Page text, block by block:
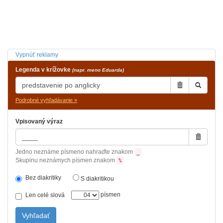
Vypnúť reklamy
Legenda v krížovke (napr. meno Eduarda)
Podrobné vyhľadávanie »
Vpisovaný výraz
Jedno neznáme písmeno nahraďte znakom
Skupinu neznámych písmen znakom %
Bez diakritiky S diakritikou
Len celé slová písmen
Vyhľadať